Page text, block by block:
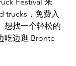
trucks，免费入
想找一个轻松的
吃边逛 Bronte